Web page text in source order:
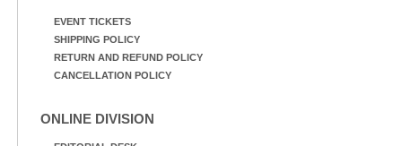
EVENT TICKETS
SHIPPING POLICY
RETURN AND REFUND POLICY
CANCELLATION POLICY
ONLINE DIVISION